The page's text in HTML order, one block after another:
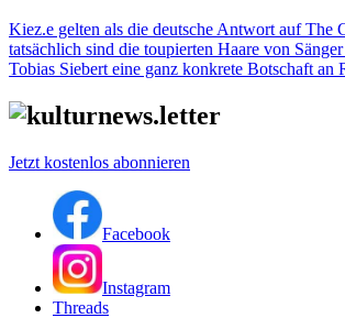
Kiez.e gelten als die deutsche Antwort auf The
tatsächlich sind die toupierten Haare von
Tobias Siebert eine ganz konkrete Botschaft an
Jetzt kostenlos abonnieren
Facebook
Instagram
Threads